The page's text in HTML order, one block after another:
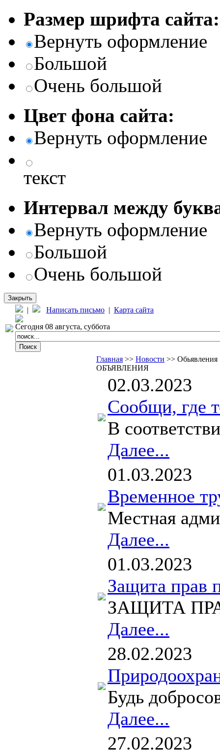
Размер шрифта сайта:
Вернуть оформление
Большой
Очень большой
Цвет фона сайта:
Вернуть оформление
текст
Интервал между
Вернуть оформление
Большой
Очень большой
Закрыть
| Написать письмо | Карта сайта
Сегодня 08 августа, суббота
Главная >> Новости >> Обьявления
ОБЪЯВЛЕНИЯ
02.03.2023
Сообщи, где
В
Далее...
01.03.2023
Временное
Местная
Далее...
01.03.2023
Защита прав
ЗАЩИТА ПРАВ
Далее...
28.02.2023
Будь
Далее...
27.02.2023